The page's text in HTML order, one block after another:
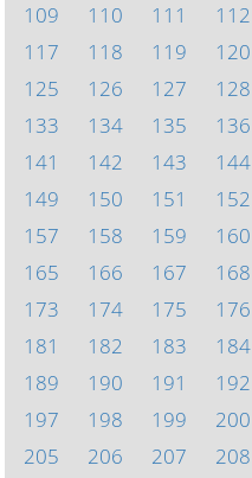
109
110 111 112
117
118 119 120
125
126 127 128
133
134 135 136
141
142 143 144
149
150 151 152
157
158 159 160
165
166 167 168
173
174 175 176
181
182 183 184
189
190 191 192
197
198 199 200
205
206 207 208